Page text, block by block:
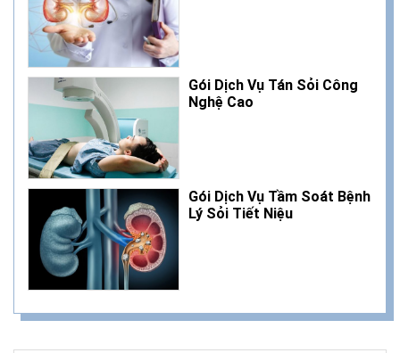
Gói Dịch Vụ Tán Sỏi Công
Nghệ Cao
Gói Dịch Vụ Tầm Soát Bệnh
Lý Sỏi Tiết Niệu